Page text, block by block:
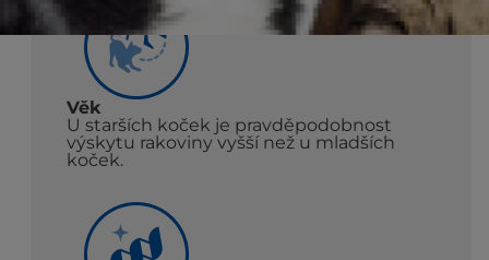
Věk
U starších koček je pravděpodobnost
výskytu rakoviny vyšší než u mladších
koček.